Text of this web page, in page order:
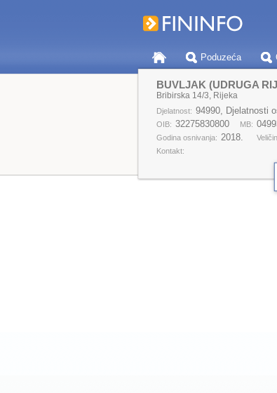
Poduzeća
BUVLJAK (UDRUGA
Bribirska 14/3, Rijeka
Djelatnost: 94990, Djelatnosti
OIB: 32275830800 MB:
Godina osnivanja: 2018.
Kontakt: